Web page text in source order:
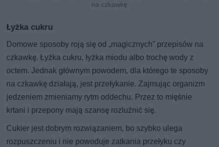
na czkawkę
Łyżka cukru
Domowe sposoby roją się od „magicznych” przepisów na
czkawkę. Łyżka cukru, łyżka miodu albo trochę wody z
octem. Jednak głównym powodem, dla którego te sposoby
na czkawkę działają, jest przełykanie. Zajmując organizm
jedzeniem zmieniamy rytm oddechu. Przez to mięśnie
krtani i przepony mają szansę rozluźnić się.
Cukier jest dobrym rozwiązaniem, bo szybko ulega
rozpuszczeniu i nie powoduje zatkania przełyku czy